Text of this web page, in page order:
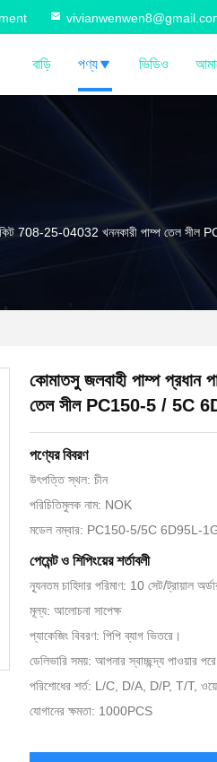
বাড়ি পণ্য ভিডিও
কিট 708-25-04032 খননকারী পাম্প তেল
কোমাতসু জলবাহী পাম্প প্রধান
তেল সীল PC150-5 / 5C
পণ্যের বিবরণ
উৎপত্তি স্থল: চীন
পরিচিতিমুলক নাম: NOK
মডেল নম্বার: PC150-5/5C 6D95L-
পেমেন্ট ও শিপিংয়ের শর্তাবলী
ন্যূনতম চাহিদার পরিমাণ: 10 সেট/ট্রায়াল
মূল্য: আলোচনা সাপেক্ষ
প্যাকেজিং বিবরণ: পিপি ব্যাগ ভিতরে।
ডেলিভারি সময়: আপনার স্বাচ্ছন্দ্য পাওয়ার
পরিশোধের শর্ত: L/C, D/A, D/P, T/T,
যোগানের ক্ষমতা: 1000PCS